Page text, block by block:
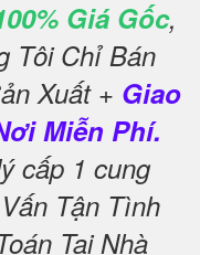
Giá Gốc,
Tôi Chỉ Bán
Xuất + Giao
Miễn Phí.
cấp 1 cung
Tận Tình
Tại Nhà